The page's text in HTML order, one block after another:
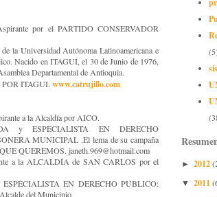
por el PARTIDO CONSERVADOR
la Universidad Autónoma Latinoamericana e
Nacido en ITAGUÍ, el 30 de Junio de 1976,
Departamental de Antioquia.
POR ITAGUI. www.catrujillo.com
a la Alcaldía por AICO.
y ESPECIALISTA EN DERECHO
MUNICIPAL .El lema de su campaña
QUEREMOS. janeth.969@hotmail.com
a la ALCALDÍA de SAN CARLOS por el
EN DERECHO PÚBLICO:
del Municipio.
► 2012
▼ 2011